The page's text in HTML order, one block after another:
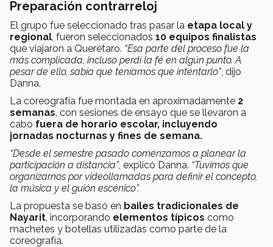
Preparación contrarreloj
El grupo fue seleccionado tras pasar la etapa local y
regional , fueron seleccionados 10 equipos finalistas
que viajaron a Querétaro. “Esa parte del proceso fue la
más complicada, incluso perdí la fé en algún punto. A
pesar de ello, sabía que teníamos que intentarlo" , dijo
Danna.
La coreografía fue montada en aproximadamente 2
semanas , con sesiones de ensayo que se llevaron a
cabo fuera de horario escolar, incluyendo
jornadas nocturnas y fines de semana.
“Desde el semestre pasado comenzamos a planear la
participación a distancia”, explicó Danna. “Tuvimos que
organizarnos por videollamadas para definir el concepto,
la música y el guión escénico”.
La propuesta se basó en bailes tradicionales de
Nayarit , incorporando elementos típicos como
machetes y botellas utilizadas como parte de la
coreografía.